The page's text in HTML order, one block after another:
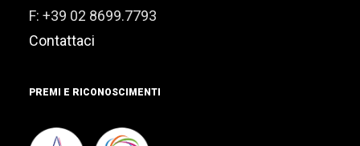
F: +39 02 8699.7793
Contattaci
PREMI E RICONOSCIMENTI